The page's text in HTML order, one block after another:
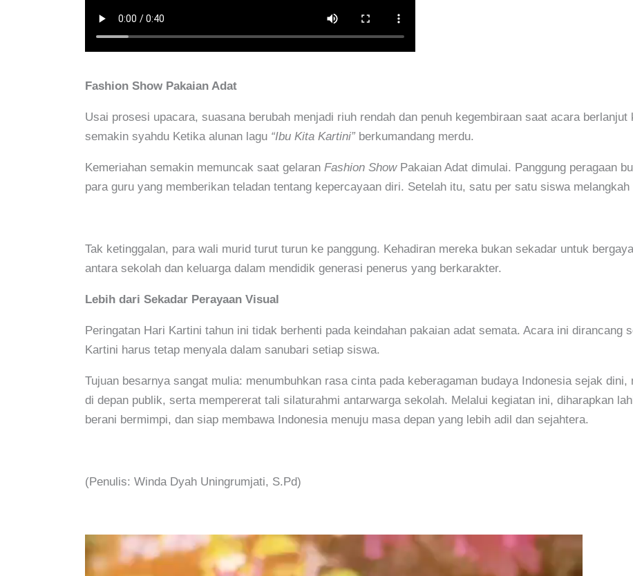
Fashion Show Pakaian Adat
Usai prosesi upacara, suasana berubah menjadi riuh rendah dan penuh kegembiraan saat acara
semakin syahdu Ketika alunan lagu “Ibu Kita Kartini”berkumandang merdu.
Kemeriahan semakin memuncak saat gelaran Fashion ShowPakaian Adat dimulai. Panggung peragaan
para guru yang memberikan teladan tentang kepercayaan diri. Setelah itu, satu per satu siswa
Tak ketinggalan, para wali murid turut turun ke panggung. Kehadiran mereka bukan sekadar untuk
antara sekolah dan keluarga dalam mendidik generasi penerus yang berkarakter.
Lebih dari Sekadar Perayaan Visual
Peringatan Hari Kartini tahun ini tidak berhenti pada keindahan pakaian adat semata. Acara ini dirancang
Kartini harus tetap menyala dalam sanubari setiap siswa.
Tujuan besarnya sangat mulia: menumbuhkan rasa cinta pada keberagaman budaya Indonesia sejak
di depan publik, serta mempererat tali silaturahmi antarwarga sekolah. Melalui kegiatan ini, diharapkan
berani bermimpi, dan siap membawa Indonesia menuju masa depan yang lebih adil dan sejahtera.
(Penulis: Winda Dyah Uningrumjati, S.Pd)